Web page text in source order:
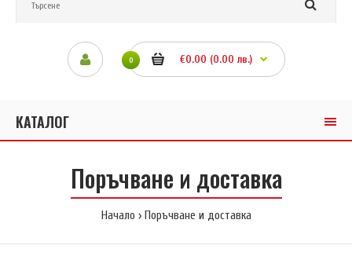
0 €0.00 (0.00 лв.)
КАТАЛОГ
Поръчване и доставка
Начало Поръчване и доставка